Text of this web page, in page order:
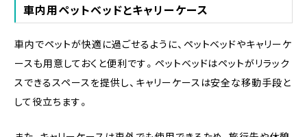
車内用ペットベッドとキャリーケース
車内でペットが快適に過ごせるように、ペットベッドやキャリーケ
ースも用意しておくと便利です。ペットベッドはペットがリラック
スできるスペースを提供し、キャリーケースは安全な移動手段と
して役立ちます。